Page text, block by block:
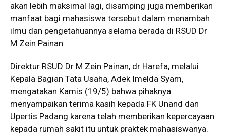
akan lebih maksimal lagi, disamping juga memberikan
manfaat bagi mahasiswa tersebut dalam menambah
ilmu dan pengetahuannya selama berada di RSUD Dr
M Zein Painan.
Direktur RSUD Dr M Zein Painan, dr Harefa, melalui
Kepala Bagian Tata Usaha, Adek Imelda Syam,
mengatakan Kamis (19/5) bahwa pihaknya
menyampaikan terima kasih kepada FK Unand dan
Upertis Padang karena telah memberikan kepercayaan
kepada rumah sakit itu untuk praktek mahasiswanya.